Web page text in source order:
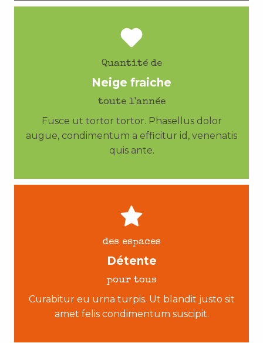
Quantité de
Neige fraiche
toute l'année
Fusce ut tortor tortor. Phasellus dolor
augue, condimentum a efficitur id, venenatis
quis ante.
des espaces
Détente
pour tous
Curabitur eu urna turpis. Ut blandit justo sit
amet felis condimentum suscipit.